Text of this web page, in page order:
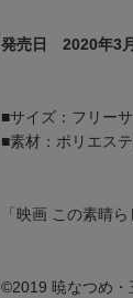
発売日 2020年3
■サイズ：フリー
■素材：ポリエス
「映画 この素晴
©2019 暁なつめ・